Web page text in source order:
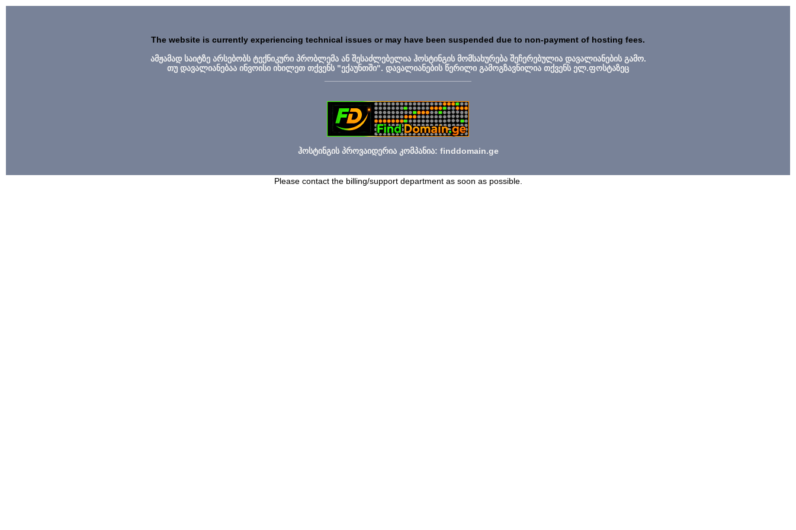
The website is currently experiencing technical issues or may have been suspended due to non-payment of hosting fees.
ამჟამად საიტზე არსებობს ტექნიკური პრობლემა ან შესაძლებელია ჰოსტინგის მომსახურება შეჩერებულია დავალიანების გამო.
თუ დავალიანებაა ინვოისი იხილეთ თქვენს "ექაუნთში". დავალიანების წერილი გამოგზავნილია თქვენს ელ.ფოსტაზეც
ჰოსტინგის პროვაიდერია კომპანია: finddomain.ge
Please contact the billing/support department as soon as possible.